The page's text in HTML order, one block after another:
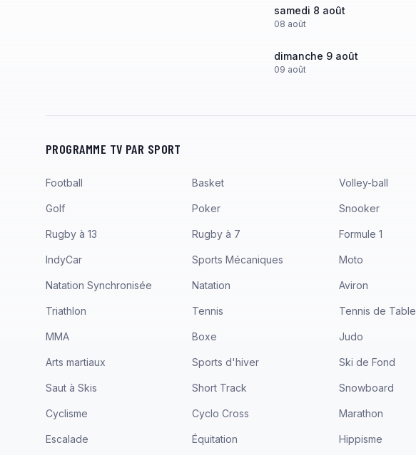
samedi 8 août
08 août
dimanche 9 août
09 août
PROGRAMME TV PAR SPORT
Football Basket Volley-ball
Golf Poker Snooker
Rugby à 13 Rugby à 7 Formule 1
IndyCar Sports Mécaniques Moto
Natation Synchronisée Natation Aviron
Triathlon Tennis Tennis de Table
MMA Boxe Judo
Arts martiaux Sports d'hiver Ski de Fond
Saut à Skis Short Track Snowboard
Cyclisme Cyclo Cross Marathon
Escalade Équitation Hippisme